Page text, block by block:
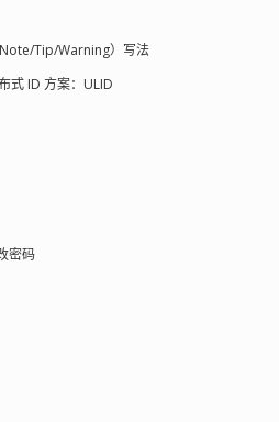
y+z，
，然
右的结
至左的
再执
，只有
算
Tip/Warning）写法
式 ID 方案：ULID
密码